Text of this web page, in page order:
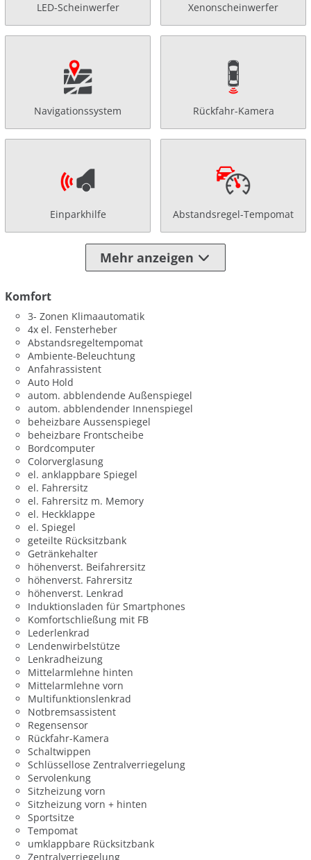
LED-Scheinwerfer Xenonscheinwerfer
Navigationssystem Rückfahr-Kamera
Einparkhilfe Abstandsregel-Tempomat
Mehr anzeigen
Komfort
3- Zonen Klimaautomatik
4x el. Fensterheber
Abstandsregeltempomat
Ambiente-Beleuchtung
Anfahrassistent
Auto Hold
autom. abblendende Außenspiegel
autom. abblendender Innenspiegel
beheizbare Aussenspiegel
beheizbare Frontscheibe
Bordcomputer
Colorverglasung
el. anklappbare Spiegel
el. Fahrersitz
el. Fahrersitz m. Memory
el. Heckklappe
el. Spiegel
geteilte Rücksitzbank
Getränkehalter
höhenverst. Beifahrersitz
höhenverst. Fahrersitz
höhenverst. Lenkrad
Induktionsladen für Smartphones
Komfortschließung mit FB
Lederlenkrad
Lendenwirbelstütze
Lenkradheizung
Mittelarmlehne hinten
Mittelarmlehne vorn
Multifunktionslenkrad
Notbremsassistent
Regensensor
Rückfahr-Kamera
Schaltwippen
Schlüssellose Zentralverriegelung
Servolenkung
Sitzheizung vorn
Sitzheizung vorn + hinten
Sportsitze
Tempomat
umklappbare Rücksitzbank
Zentralverriegelung